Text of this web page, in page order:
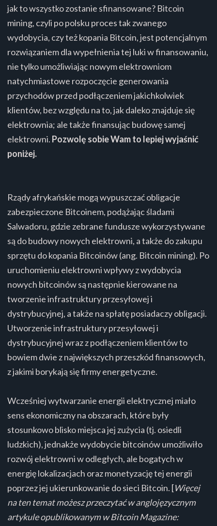
jak to wszystko zostanie sfinansowane? Bitcoin
mining, czyli po polsku proces tak zwanego
wydobycia, czy też kopania Bitcoin, jest potencjalnym
rozwiązaniem dla wypełnienia tej luki w finansowaniu,
nie tylko umożliwiając nowym elektrowniom
natychmiastowe rozpoczęcie generowania
przychodów przed podłączeniem jakichkolwiek
klientów, bez względu na to, jak daleko znajduje się
elektrownia; ale także finansując budowę samej
elektrowni. Pozwolę sobie Wam to lepiej wyjaśnić
poniżej.
Rządy afrykańskie mogą wypuszczać obligacje
zabezpieczone Bitcoinem, podążając śladami
Salwadoru, gdzie zebrane fundusze wykorzystywane
są do budowy nowych elektrowni, a także do zakupu
sprzętu do kopania Bitcoinów (ang. Bitcoin mining). Po
uruchomieniu elektrowni wpływy z wydobycia
nowych bitcoinów są następnie kierowane na
tworzenie infrastruktury przesyłowej i
dystrybucyjnej, a także na spłatę posiadaczy obligacji.
Utworzenie infrastruktury przesyłowej i
dystrybucyjnej wraz z podłączeniem klientów to
bowiem dwie z największych przeszkód finansowych,
z jakimi borykają się firmy energetyczne.
Wcześniej wytwarzanie energii elektrycznej miało
sens ekonomiczny na obszarach, które były
stosunkowo blisko miejsca jej zużycia (tj. osiedli
ludzkich), jednakże wydobycie bitcoinów umożliwiło
rozwój elektrowni w odległych, ale bogatych w
energię lokalizacjach oraz monetyzację tej energii
poprzez jej ukierunkowanie do sieci Bitcoin. [Więcej
na ten temat możesz przeczytać w anglojęzycznym
artykule opublikowanym w Bitcoin Magazine: